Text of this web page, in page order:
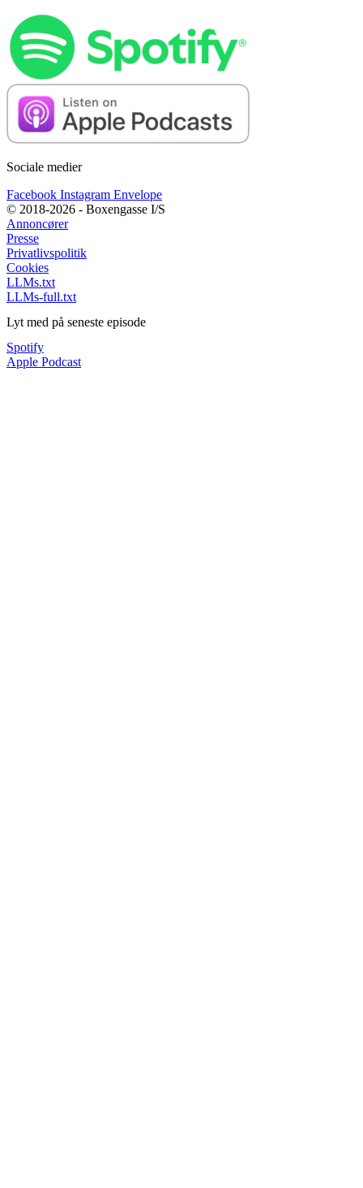
Sociale medier
Facebook Instagram Envelope
© 2018-2026 - Boxengasse I/S
Annoncører
Presse
Privatlivspolitik
Cookies
LLMs.txt
LLMs-full.txt
Lyt med på seneste episode
Spotify
Apple Podcast